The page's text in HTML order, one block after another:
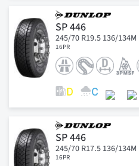
SP 446
245/70 R19.5 136/134M
16PR
SP 446
245/70 R17.5 136/134M
16PR